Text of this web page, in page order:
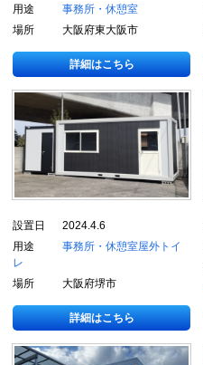
用途
事務所・休憩室
場所
大阪府東大阪市
詳細はこちら
設置日
2024.4.6
用途
事務所・休憩室屋外トイ
レ
場所
大阪府堺市
詳細はこちら